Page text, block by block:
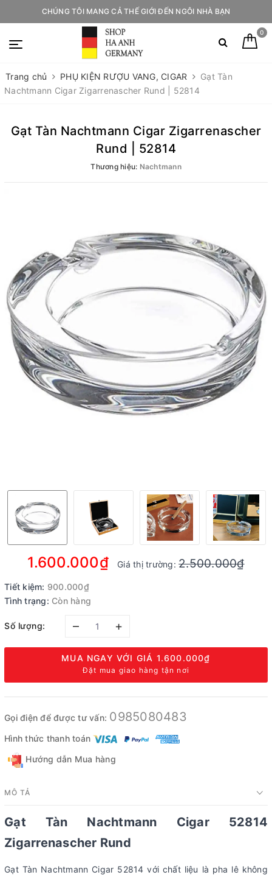
CHÚNG TÔI MANG CẢ THẾ GIỚI ĐẾN NGÔI NHÀ BẠN
0
Trang chủ PHỤ KIỆN RƯỢU VANG, CIGAR
Gạt Tàn
Nachtmann Cigar Zigarrenascher Rund | 52814
Gạt Tàn Nachtmann Cigar Zigarrenascher
Rund | 52814
Thương hiệu: Nachtmann
1.600.000₫ Giá thị trường:2.500.000₫
Tiết kiệm: 900.000₫
Tình trạng: Còn hàng
Số lượng: – +
MUA NGAY VỚI GIÁ 1.600.000₫
Đặt mua giao hàng tận nơi
Gọi điện để được tư vấn: 0985080483
Hình thức thanh toán
Hướng dẫn Mua hàng
MÔ TẢ
Gạt Tàn Nachtmann Cigar 52814
Zigarrenascher Rund
Gạt Tàn Nachtmann Cigar 52814 với chất liệu là pha lê không